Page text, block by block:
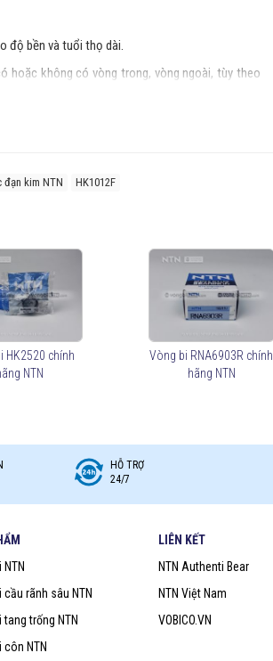
độ bền và tuổi thọ dài.
hoặc không có vòng trong, vòng ngoài, tùy theo
bi NTN chính hãng Bạn nên lựa chọnĐại lý uỷ
) làĐại lý uỷ quyền vòng bi NTN chính hãng tại
ứng dụng của mình.
đạn kim NTN HK1012F
HK2520 chính
NTN
Vòng bi RNA6903R chính
hãng NTN
HỖ TRỢ
24/7
cầu rãnh sâu NTN
tang trống NTN
côn NTN
LIÊN KẾT
NTN Authenti Bear
NTN Việt Nam
VOBICO.VN